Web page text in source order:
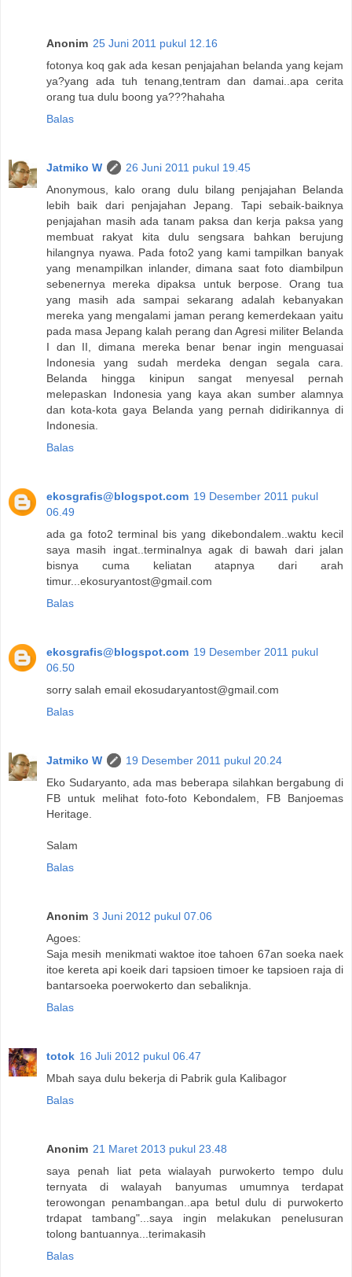
Anonim 25 Juni 2011 pukul 12.16
fotonya koq gak ada kesan penjajahan belanda yang kejam
ya?yang ada tuh tenang,tentram dan damai..apa cerita
orang tua dulu boong ya???hahaha
Balas
Jatmiko W
26 Juni 2011 pukul 19.45
Anonymous, kalo orang dulu bilang penjajahan Belanda
lebih baik dari penjajahan Jepang. Tapi sebaik-baiknya
penjajahan masih ada tanam paksa dan kerja paksa yang
membuat rakyat kita dulu sengsara bahkan berujung
hilangnya nyawa. Pada foto2 yang kami tampilkan banyak
yang menampilkan inlander, dimana saat foto diambilpun
sebenernya mereka dipaksa untuk berpose. Orang tua
yang masih ada sampai sekarang adalah kebanyakan
mereka yang mengalami jaman perang kemerdekaan yaitu
pada masa Jepang kalah perang dan Agresi militer Belanda
I dan II, dimana mereka benar benar ingin menguasai
Indonesia yang sudah merdeka dengan segala cara.
Belanda hingga kinipun sangat menyesal pernah
melepaskan Indonesia yang kaya akan sumber alamnya
dan kota-kota gaya Belanda yang pernah didirikannya di
Indonesia.
Balas
ekosgrafis@blogspot.com 19 Desember 2011 pukul
06.49
ada ga foto2 terminal bis yang dikebondalem..waktu kecil
saya masih ingat..terminalnya agak di bawah dari jalan
bisnya cuma keliatan atapnya dari arah
timur...ekosuryantost@gmail.com
Balas
ekosgrafis@blogspot.com 19 Desember 2011 pukul
06.50
sorry salah email ekosudaryantost@gmail.com
Balas
Jatmiko W
19 Desember 2011 pukul 20.24
Eko Sudaryanto, ada mas beberapa silahkan bergabung di
FB untuk melihat foto-foto Kebondalem, FB Banjoemas
Heritage.
Salam
Balas
Anonim 3 Juni 2012 pukul 07.06
Agoes:
Saja mesih menikmati waktoe itoe tahoen 67an soeka naek
itoe kereta api koeik dari tapsioen timoer ke tapsioen raja di
bantarsoeka poerwokerto dan sebaliknja.
Balas
totok 16 Juli 2012 pukul 06.47
Mbah saya dulu bekerja di Pabrik gula Kalibagor
Balas
Anonim 21 Maret 2013 pukul 23.48
saya penah liat peta wialayah purwokerto tempo dulu
ternyata di walayah banyumas umumnya terdapat
terowongan penambangan..apa betul dulu di purwokerto
trdapat tambang"...saya ingin melakukan penelusuran
tolong bantuannya...terimakasih
Balas